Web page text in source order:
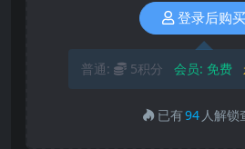
登录后购买
普通: 5积分 会员: 免费
已有94 人解锁